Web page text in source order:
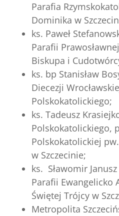
Parafia
Dominika w
ks. Paweł
Parafii
Biskupa i
ks. bp Stanisław
Diecezji
Polskokatolickiego;
ks. Tadeusz
Polskokatolickiego,
Polskokatolickiej
w Szczecinie;
ks. Sławomir
Parafii Ewangelicko
Świętej Trójcy w
Metropolita